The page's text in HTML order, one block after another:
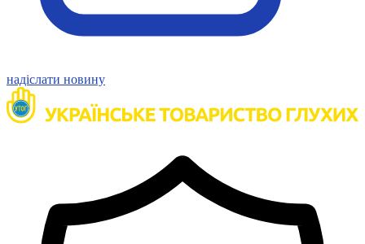
надіслати новину